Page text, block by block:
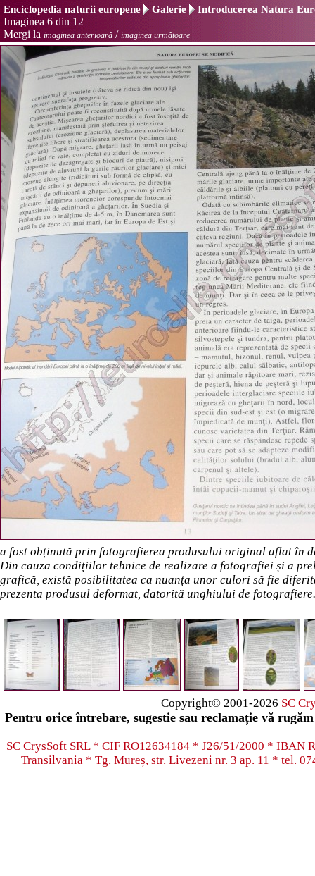
Enciclopedia naturii europene Galerie Introducerea Natura
Imaginea 6 din 12
Mergi la imaginea anterioară / imaginea următoare
a fost obținută prin fotografierea produsului original aflat în
Din cauza condițiilor tehnice de realizare a fotografiei și a
grafică, există posibilitatea ca nuanța unor culori să fie
prezenta produsul deformat, datorită unghiului de fotografiere.
Copyright© 2001-2026 SC
Pentru orice întrebare, sugestie sau reclamație vă
SC CrysSoft SRL * CIF RO12634184 * J26/51/2000 * IBAN
Transilvania * Tg. Mureș, str. Livezeni nr. 3 ap. 11 * tel.